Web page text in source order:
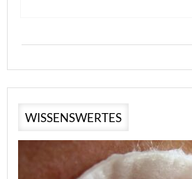
WISSENSWERTES